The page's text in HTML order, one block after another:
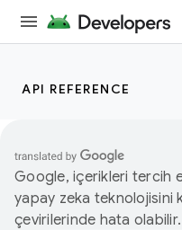
API REFERENCE
Google, içerikleri tercih
yapay zeka teknolojisini
çevirilerinde hata olabilir.